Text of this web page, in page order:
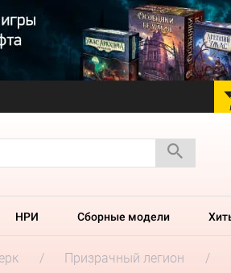
НРИ Сборные модели
Призрачный легион